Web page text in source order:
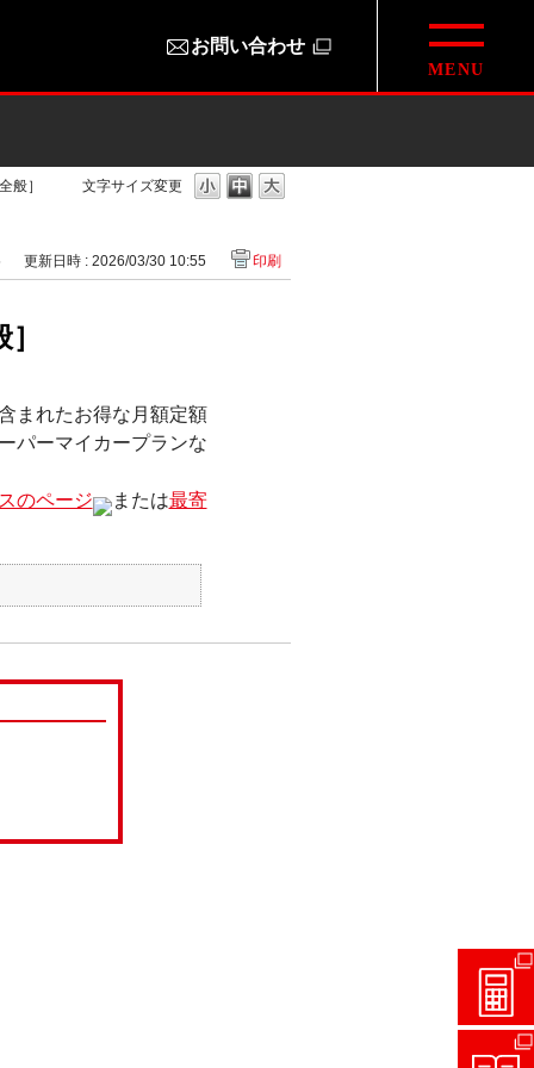
お問い合わせ
文字サイズ変更
般］
更新日時 : 2026/03/30 10:55 印刷
まれたお得な月額定額
パーマイカープランな
のページ または最寄